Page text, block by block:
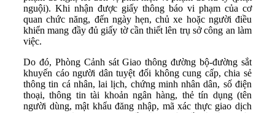
nguội). Khi nhận được giấy thông báo vi phạm của cơ
quan chức năng, đến ngày hẹn, chủ xe hoặc người điều
khiển mang đầy đủ giấy tờ cần thiết lên trụ sở công an làm
việc.
Do đó, Phòng Cảnh sát Giao thông đường bộ-đường sắt
khuyến cáo người dân tuyệt đối không cung cấp, chia sẻ
thông tin cá nhân, lai lịch, chứng minh nhân dân, số điện
thoại, thông tin tài khoản ngân hàng, thẻ tín dụng (tên
người dùng, mật khẩu đăng nhập, mã xác thực giao dịch